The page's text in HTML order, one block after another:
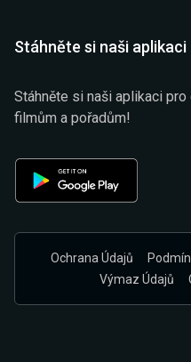
Stáhněte si naši aplikaci
Stáhněte si naši aplikaci
filmům a pořadům!
Ochrana Údajů
Výmaz Údajů